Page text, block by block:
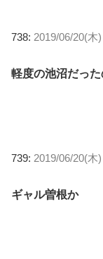
738: 2019/06/20(木
軽度の池沼だっ
739: 2019/06/20(木
ギャル曽根か